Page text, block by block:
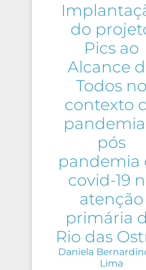
do
Pics ao
Alcance
Todos no
contexto
pós
pandemia
covid-19
atenção
primária
Rio das
Daniela
Lima